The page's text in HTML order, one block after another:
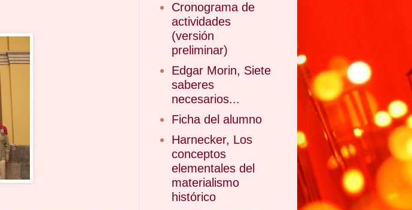
Cronograma de
actividades
(versión
preliminar)
Edgar Morin, Siete
saberes
necesarios...
Ficha del alumno
Harnecker, Los
conceptos
elementales del
materialismo
histórico